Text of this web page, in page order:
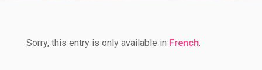
Sorry, this entry is only available in French.